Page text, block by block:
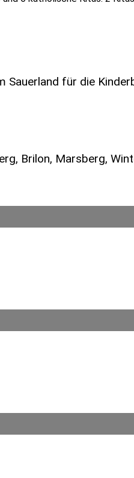
Sauerland für die
Brilon, Marsberg,